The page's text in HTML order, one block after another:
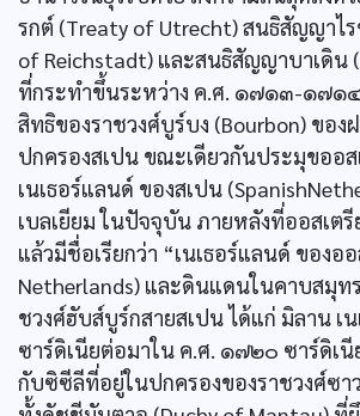
รกต์ (Treaty of Utrecht) สนธิสัญญาไ
of Reichstadt) และสนธิสัญญาบาเดิน
ที่กระทำขึ้นระหว่าง ค.ศ. ๑๗๑๓-๑๗๑
สิทธิของราชวงศ์บูร์บง (Bourbon) ของฝ
ปกครองสเปน ขณะเดียวกันประมุขออส
เนเธอร์แลนด์ ของสเปน
เบลเยียม ในปัจจุบัน ภายหลังที่ออสเต
แล้วมีชื่อเรียกว่า “เนเธอร์แลนด์ ของอ
Netherlands) และดินแดนในคาบสมุท
ชวงศ์ฮับส์บูร์กสายสเปน ได้แก่ มิลาน เ
ซาร์ดิเนียต่อมาใน ค.ศ. ๑๗๒๐ ซาร์ดิเ
กับซิซีลีที่อยู่ในปกครองของราชวงศ์ซา